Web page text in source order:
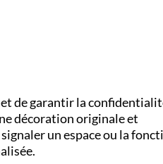
de garantir la
décoration originale et
un espace ou la